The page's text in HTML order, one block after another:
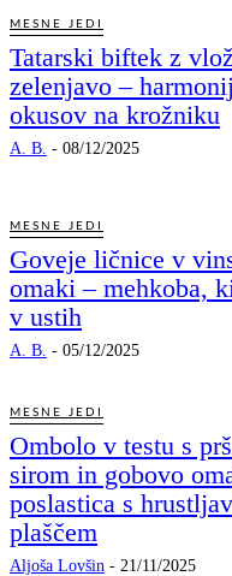
MESNE JEDI
Tatarski biftek z
zelenjavo –
okusov na krožniku
A. B. - 08/12/2025
MESNE JEDI
Goveje ličnice v
omaki – mehkoba,
v ustih
A. B. - 05/12/2025
MESNE JEDI
Ombolo v testu s
sirom in gobovo
poslastica s
plaščem
Aljoša Lovšin - 21/11/2025